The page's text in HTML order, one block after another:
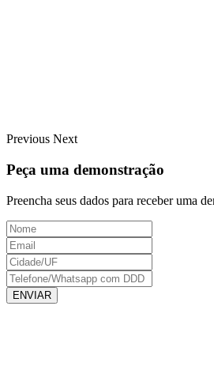
Previous Next
Peça uma demonstração
Preencha seus dados para receber uma
ENVIAR